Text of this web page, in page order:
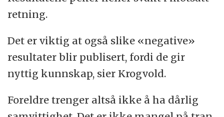
retning.
Det er viktig at også slike «negative»
resultater blir publisert, fordi de gir
nyttig kunnskap, sier Krogvold.
Foreldre trenger altså ikke å ha dårlig